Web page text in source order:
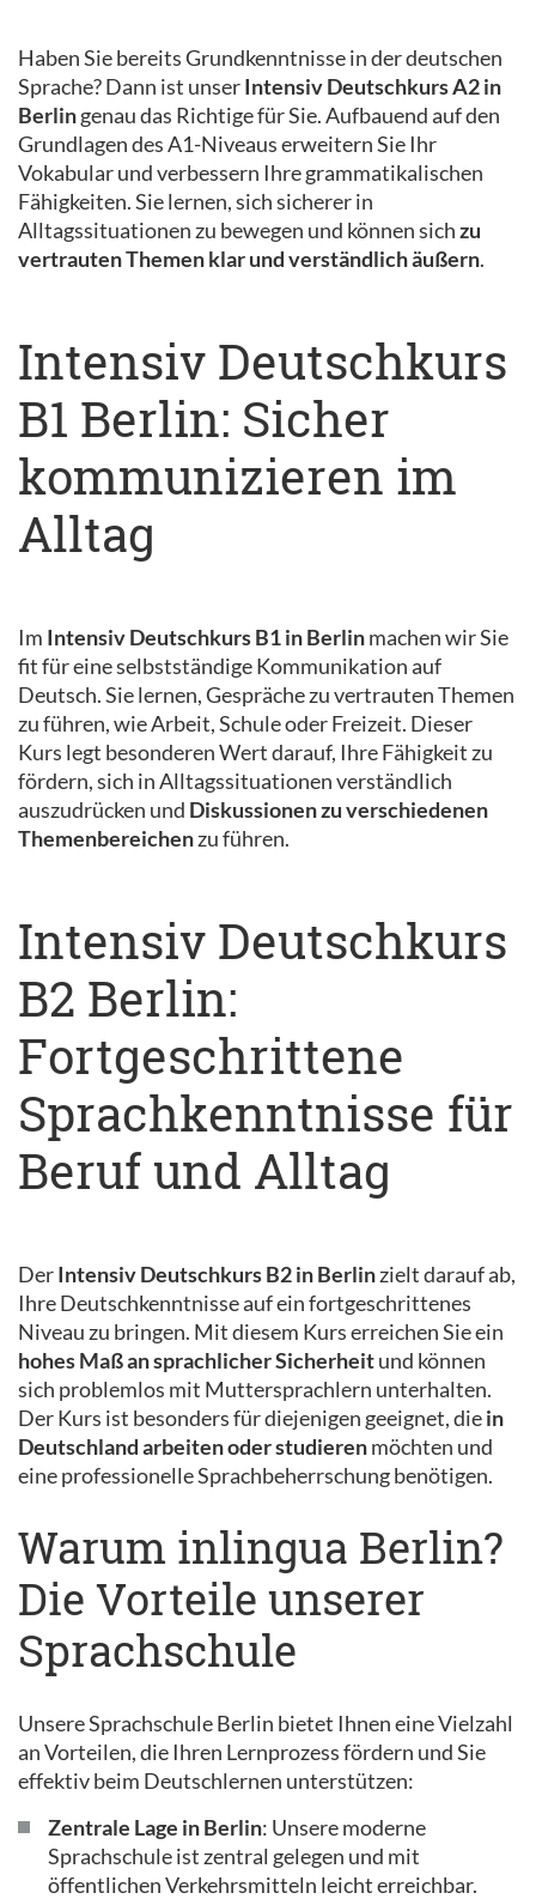
Haben Sie bereits Grundkenntnisse in der deutschen
Sprache? Dann ist unserIntensiv Deutschkurs A2 in
Berlingenau das Richtige für Sie. Aufbauend auf den
Grundlagen des A1-Niveaus erweitern Sie Ihr
Vokabular und verbessern Ihre grammatikalischen
Fähigkeiten. Sie lernen, sich sicherer in
Alltagssituationen zu bewegen und können sichzu
vertrauten Themen klar und verständlich äußern.
Intensiv Deutschkurs
B1 Berlin: Sicher
kommunizieren im
Alltag
Im Intensiv Deutschkurs B1 in Berlinmachen wir Sie
fit für eine selbstständige Kommunikation auf
Deutsch. Sie lernen, Gespräche zu vertrauten Themen
zu führen, wie Arbeit, Schule oder Freizeit. Dieser
Kurs legt besonderen Wert darauf, Ihre Fähigkeit zu
fördern, sich in Alltagssituationen verständlich
auszudrücken und Diskussionen zu verschiedenen
Themenbereichenzu führen.
Intensiv Deutschkurs
B2 Berlin:
Fortgeschrittene
Sprachkenntnisse für
Beruf und Alltag
DerIntensiv Deutschkurs B2 in Berlinzielt darauf ab,
Ihre Deutschkenntnisse auf ein fortgeschrittenes
Niveau zu bringen. Mit diesem Kurs erreichen Sie ein
hohes Maß an sprachlicher Sicherheitund können
sich problemlos mit Muttersprachlern unterhalten.
Der Kurs ist besonders für diejenigen geeignet, diein
Deutschland arbeiten oder studierenmöchten und
eine professionelle Sprachbeherrschung benötigen.
Warum inlingua Berlin?
Die Vorteile unserer
Sprachschule
Unsere Sprachschule Berlin bietet Ihnen eine Vielzahl
an Vorteilen, die Ihren Lernprozess fördern und Sie
effektiv beim Deutschlernen unterstützen:
Zentrale Lage in Berlin: Unsere moderne
Sprachschule ist zentral gelegen und mit
öffentlichen Verkehrsmitteln leicht erreichbar.